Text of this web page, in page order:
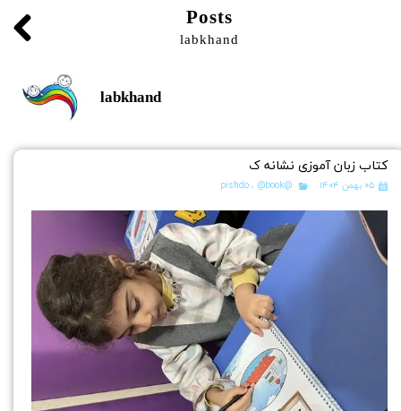
Posts
labkhand
labkhand
کتاب زبان آموزی نشانه ک
۰۵ بهمن ۱۴۰۴ @pishdo ، @book